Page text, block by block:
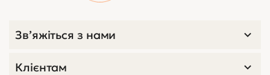
Зв’яжіться з нами
Клієнтам